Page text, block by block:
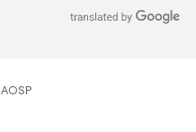
AOSP